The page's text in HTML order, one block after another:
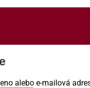
alebo e-mailová